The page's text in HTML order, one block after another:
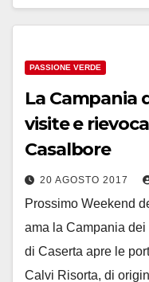
PASSIONE VERDE
La Campania
visite e
Casalbore
20 AGOSTO 2017
Prossimo Weekend
ama la Campania
di Caserta apre le
Calvi Risorta, di